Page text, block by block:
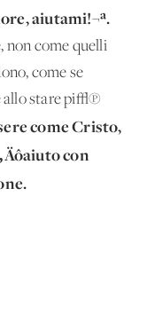
aiutami!¬ª.
non come quelli
come se
allo stare pi√π
come Cristo,
con